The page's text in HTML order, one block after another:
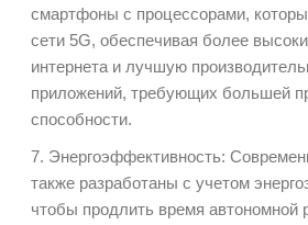
смартфоны с процессорами,
сети 5G, обеспечивая более
интернета и лучшую
приложений, требующих большей
способности.
7. Энергоэффективность:
также разработаны с учетом
чтобы продлить время автономной